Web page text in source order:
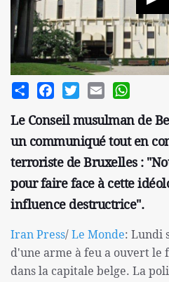
Share FacebookTwitterEmail
Le Conseil musulman de
un communiqué tout en
terroriste de Bruxelles :
pour faire face à cette
influence destructrice".
Iran Press/Le Monde: Lundi
d'une arme à feu a ouvert le
dans la capitale belge. La